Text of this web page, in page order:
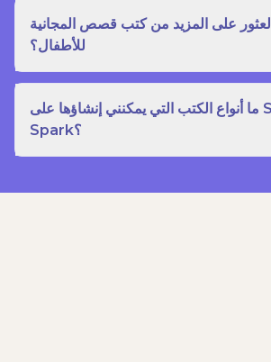
على المزيد من كتب قصص المجانية
للأطفال؟
ما أنواع الكتب التي يمكنني إنشاؤها على Story
Spark؟